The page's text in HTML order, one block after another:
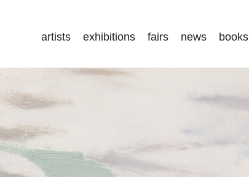
artists exhibitions fairs news books